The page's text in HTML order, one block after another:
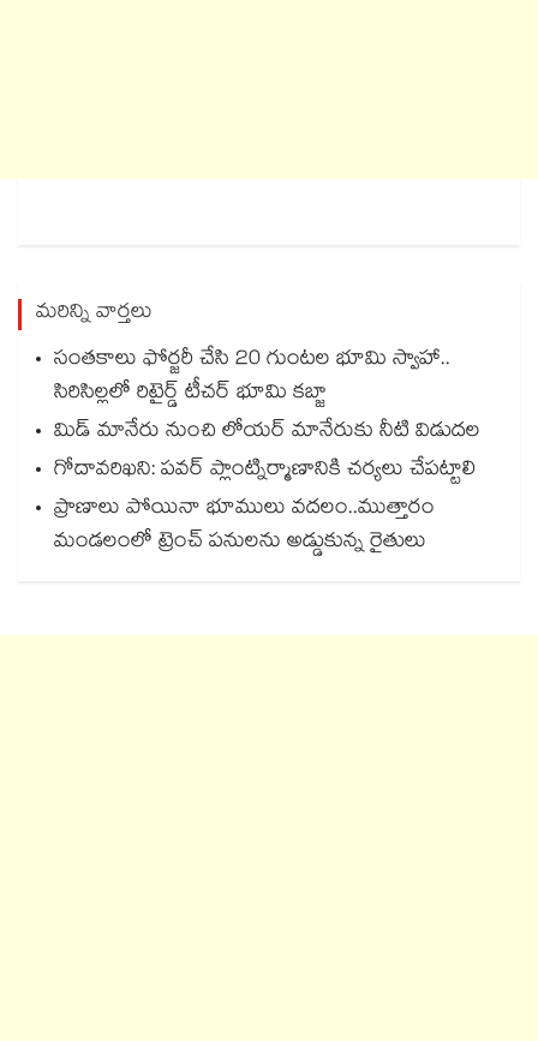
మరిన్ని వార్తలు
సంతకాలు ఫోర్జరీ చేసి 20 గుంటల భూమి స్వాహా..
సిరిసిల్లలో రిటైర్డ్ టీచర్ భూమి కబ్జా
మిడ్ మానేరు నుంచి లోయర్ మానేరుకు నీటి విడుదల
గోదావరిఖని: పవర్ ప్లాంట్నిర్మాణానికి చర్యలు చేపట్టాలి
ప్రాణాలు పోయినా భూములు వదలం..ముత్తారం
మండలంలో ట్రెంచ్ పనులను అడ్డుకున్న రైతులు